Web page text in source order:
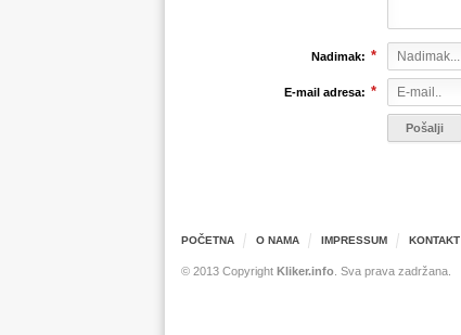
Nadimak: *
E-mail adresa: *
POČETNA O NAMA IMPRESSUM KONTAKT
© 2013 Copyright Kliker.info . Sva prava zadržana.